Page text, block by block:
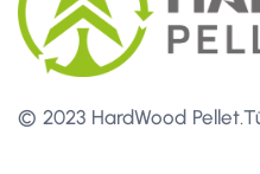
© 2023 HardWood Pellet.